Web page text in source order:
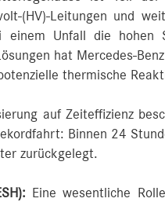
(HV)-Leitungen und
Unfall die hohen
hat Mercedes-
thermische
auf Zeiteffizienz
Binnen 24
zurückgelegt.
Eine wesentliche